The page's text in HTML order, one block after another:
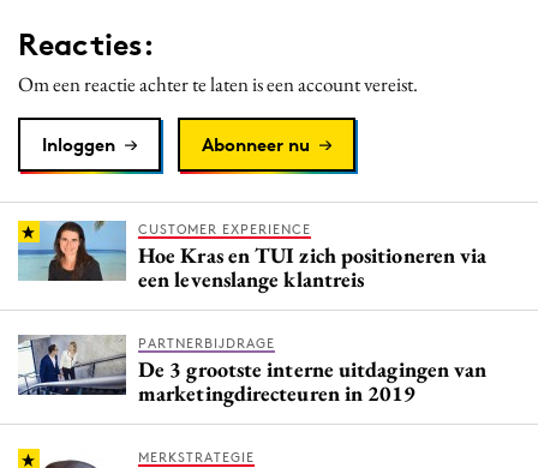
PR
Programmatic
Reputatie & crisis
Reacties:
Om een reactie achter te laten is een account vereist.
Inloggen Abonneer nu
CUSTOMER EXPERIENCE
Hoe Kras en TUI zich positioneren via
een levenslange klantreis
PARTNERBIJDRAGE
De 3 grootste interne uitdagingen van
marketingdirecteuren in 2019
MERKSTRATEGIE